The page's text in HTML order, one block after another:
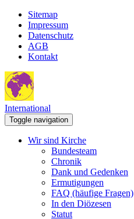
Sitemap
Impressum
Datenschutz
AGB
Kontakt
International
Toggle navigation
Wir sind Kirche
Bundesteam
Chronik
Dank und Gedenken
Ermutigungen
FAQ (häufige Fragen)
In den Diözesen
Statut